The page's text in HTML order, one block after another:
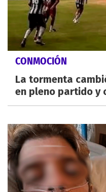
CONMOCIÓN
La tormenta
en pleno partido y